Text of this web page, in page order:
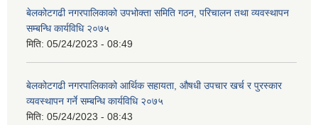
बेलकोटगढी नगरपालिकाको उपभोक्ता समिति गठन, परिचालन तथा व्यवस्थापन
सम्बन्धि कार्यविधि २०७५
मिति: 05/24/2023 - 08:49
बेलकोटगढी नगरपालिकाको आर्थिक सहायता, औषधी उपचार खर्च र पुरस्कार
व्यवस्थापन गर्ने सम्बन्धि कार्यविधि २०७५
मिति: 05/24/2023 - 08:43